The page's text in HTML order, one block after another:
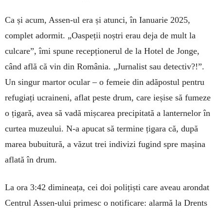
Ca și acum, Assen-ul era și atunci, în Ianuarie 2025,
complet adormit. „Oaspeții noștri erau deja de mult la
culcare”, îmi spune recepționerul de la Hotel de Jonge,
când află că vin din România. „Jurnalist sau detectiv?!”.
Un singur martor ocular – o femeie din adăpostul pentru
refugiați ucraineni, aflat peste drum, care ieșise să fumeze
o țigară, avea să vadă mișcarea precipitată a lanternelor în
curtea muzeului. N-a apucat să termine țigara că, după
marea bubuitură, a văzut trei indivizi fugind spre ma­șina
aflată în drum.
La ora 3:42 dimineața, cei doi polițiști care aveau arondat
Centrul Assen-ului primesc o notificare: alarmă la Drents